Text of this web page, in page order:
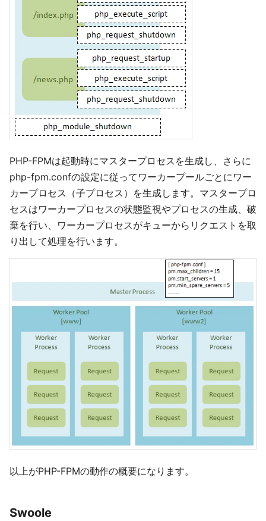
PHP-FPMは起動時にマスタープロセスを生成し、さらに
php-fpm.confの設定に従ってワーカープールごとにワー
カープロセス（子プロセス）を生成します。マスタープロ
セスはワーカープロセスの状態監視やプロセスの生成、破
棄を行い、ワーカープロセスがキューからリクエストを取
り出して処理を行います。
以上がPHP-FPMの動作の概要になります。
Swoole